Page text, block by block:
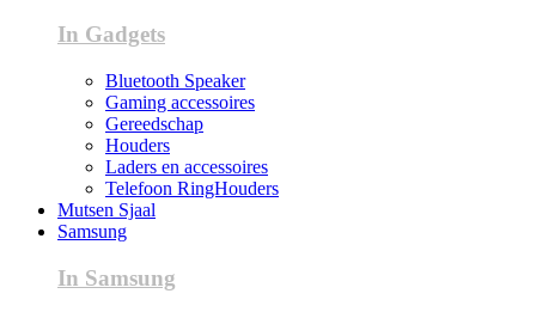
In Gadgets
Bluetooth Speaker
Gaming accessoires
Gereedschap
Houders
Laders en accessoires
Telefoon RingHouders
Mutsen Sjaal
Samsung
In Samsung